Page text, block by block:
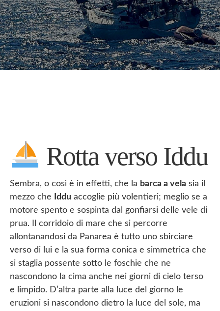
Rotta verso Iddu
Sembra, o così è in effetti, che la barca a vela sia il
mezzo che
Iddu accoglie più volentieri; meglio se a
motore spento e sospinta dal gonfiarsi delle vele di
prua. Il corridoio di mare che si percorre
allontanandosi da Panarea è tutto uno sbirciare
verso di lui e la sua forma conica e simmetrica che
si staglia possente sotto le foschie che ne
nascondono la cima anche nei giorni di cielo terso
e limpido. D’altra parte alla luce del giorno le
eruzioni si nascondono dietro la luce del sole, ma